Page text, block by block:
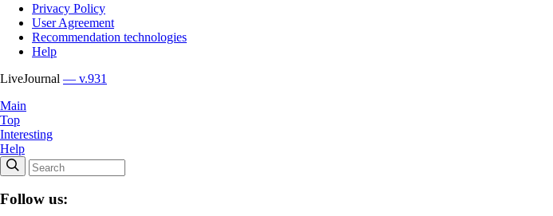
Privacy Policy
User Agreement
Recommendation technologies
Help
LiveJournal — v.931
Main
Top
Interesting
Help
Follow us: